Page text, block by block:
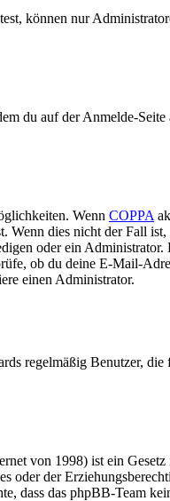
können nur
du auf der Anmelde-Seite
Wenn COPPA
Wenn dies nicht der Fall
oder ein
ob du deine E-Mail-
einen Administrator.
regelmäßig Benutzer,
von 1998) ist ein
oder der
dass das phpBB-Team